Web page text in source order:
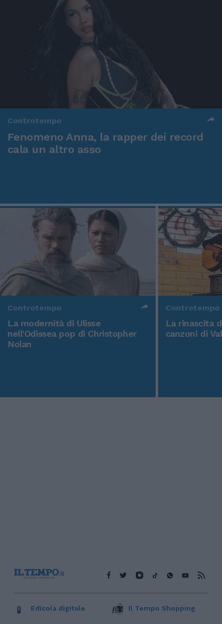
Controtempo
Fenomeno Anna, la rapper dei record
cala un altro asso
Controtempo
La modernità di Ulisse
nell'Odissea pop di Christopher
Nolan
Controtempo
La rinascita
canzoni di
Edicola digitale Il Tempo Shopping